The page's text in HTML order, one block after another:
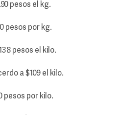
pesos el kg.
pesos por kg.
pesos el kilo.
a $109 el kilo.
pesos por kilo.